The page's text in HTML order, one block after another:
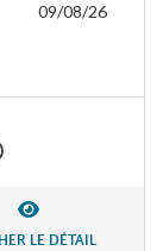
09/08/26
LE DÉTAIL